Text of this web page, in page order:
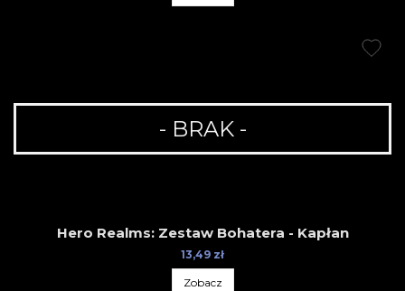
- BRAK -
Hero Realms: Zestaw Bohatera - Kapłan
13,49 zł
Zobacz